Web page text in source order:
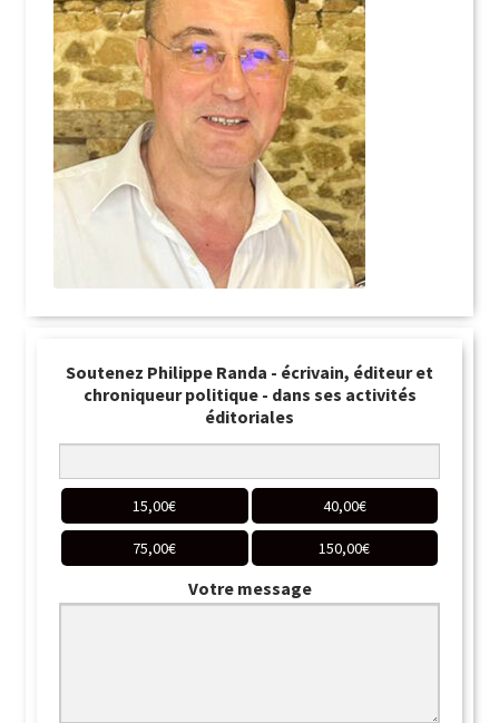
Soutenez Philippe Randa - écrivain, éditeur et
chroniqueur politique - dans ses activités
éditoriales
15,00€ 40,00€
75,00€ 150,00€
Votre message